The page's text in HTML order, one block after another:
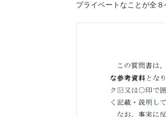
プライベートなことが全